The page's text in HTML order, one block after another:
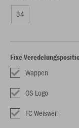
34
Fixe
Wappen
OS Logo
FC Weisweil